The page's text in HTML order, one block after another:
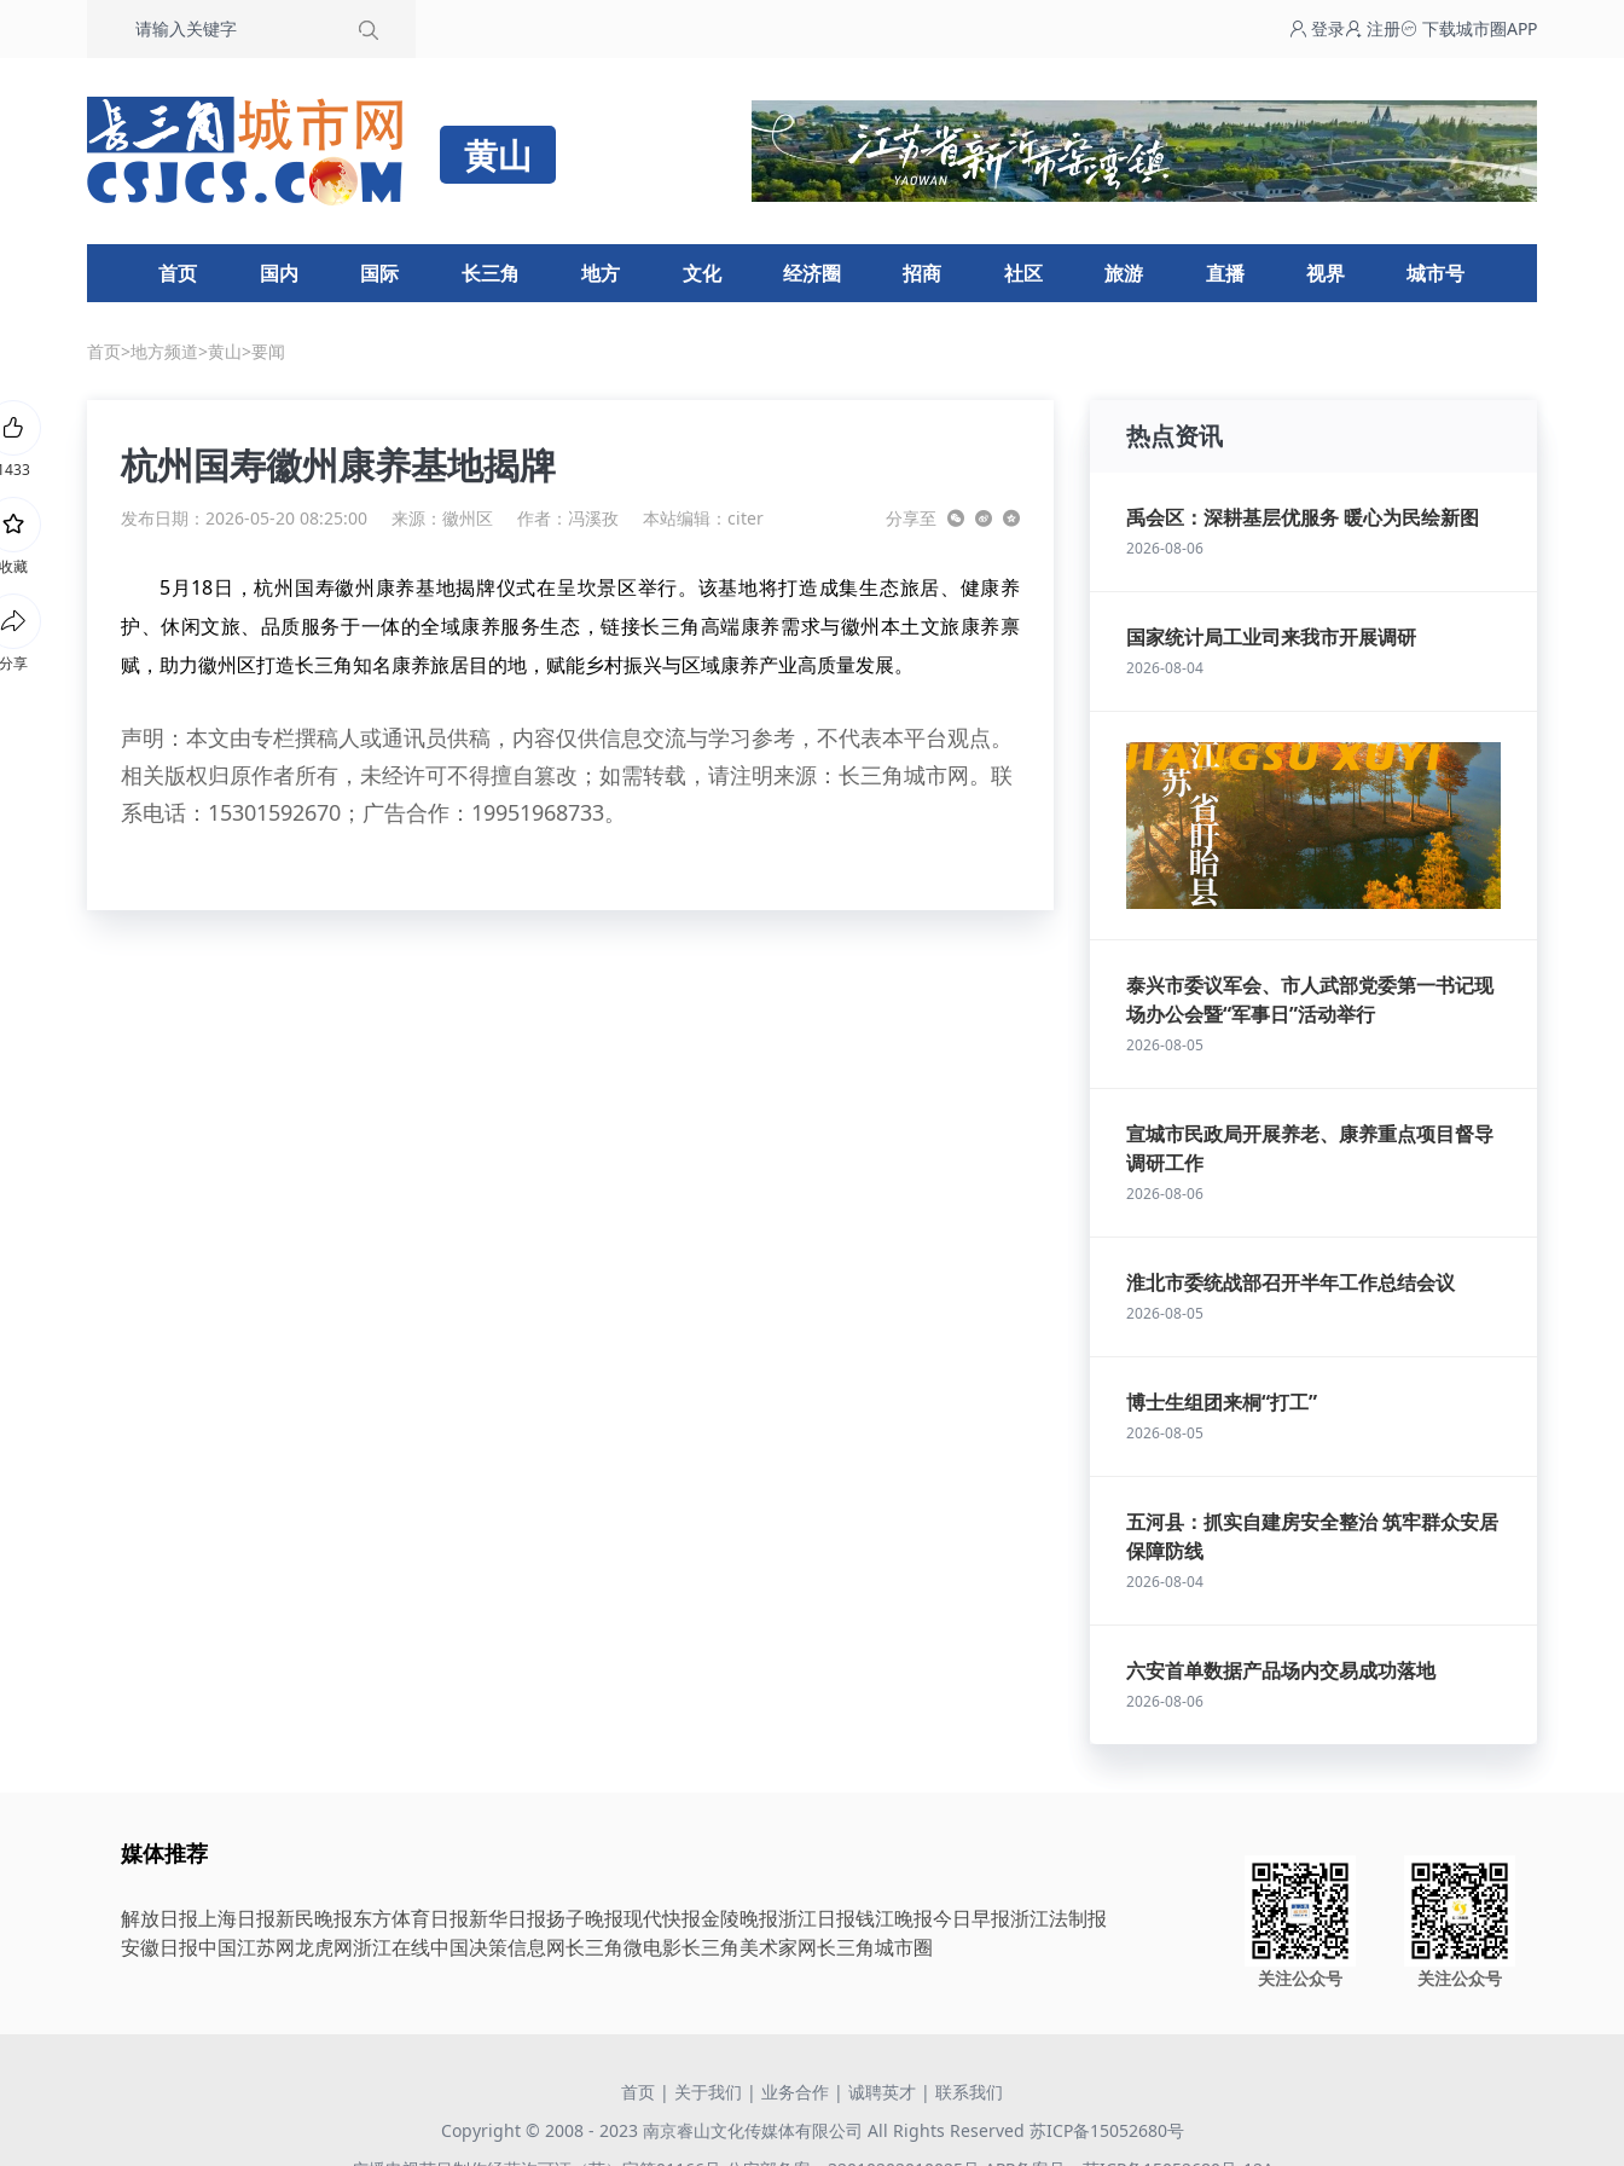
登录 注册 下载城市圈APP
黄山
首页 国内 国际 长三角 地方 文化 经济圈 招商 社区 旅游 直播 视界 城市号
首页>地方频道>黄山>要闻
杭州国寿徽州康养基地揭牌
发布日期：2026-05-20 08:25:00 来源： 徽州区 作者：冯溪孜 本站编辑：citer 分享至
5月18日，杭州国寿徽州康养基地揭牌仪式在呈坎景区举行。该基地将打造成集生态旅居、健康养
护、休闲文旅、品质服务于一体的全域康养服务生态，链接长三角高端康养需求与徽州本土文旅康养禀
赋，助力徽州区打造长三角知名康养旅居目的地，赋能乡村振兴与区域康养产业高质量发展。
声明：本文由专栏撰稿人或通讯员供稿，内容仅供信息交流与学习参考，不代表本平台观点。
相关版权归原作者所有，未经许可不得擅自篡改；如需转载，请注明来源：长三角城市网。联
系电话：15301592670；广告合作：19951968733。
热点资讯
禹会区：深耕基层优服务 暖心为民绘新图
2026-08-06
国家统计局工业司来我市开展调研
2026-08-04
泰兴市委议军会、市人武部党委第一书记现
场办公会暨“军事日”活动举行
2026-08-05
宣城市民政局开展养老、康养重点项目督导
调研工作
2026-08-06
淮北市委统战部召开半年工作总结会议
2026-08-05
博士生组团来桐“打工”
2026-08-05
五河县：抓实自建房安全整治 筑牢群众安居
保障防线
2026-08-04
六安首单数据产品场内交易成功落地
2026-08-06
收藏
分享
媒体推荐
解放日报上海日报新民晚报东方体育日报新华日报扬子晚报现代快报金陵晚报浙江日报钱江晚报今日早报浙江法制报
安徽日报中国江苏网龙虎网浙江在线中国决策信息网长三角微电影长三角美术家网长三角城市圈
关注公众号 关注公众号
首页 | 关于我们 | 业务合作 | 诚聘英才 | 联系我们
Copyright © 2008 - 2023 南京睿山文化传媒体有限公司 All Rights Reserved 苏ICP备15052680号